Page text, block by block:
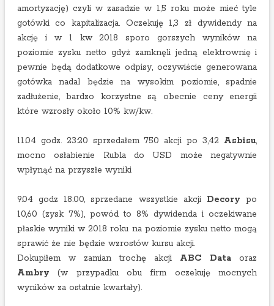
amortyzację) czyli w zasadzie w 1,5 roku może mieć tyle
gotówki co kapitalizacja. Oczekuję 1,3 zł dywidendy na
akcję i w 1 kw 2018 sporo gorszych wyników na
poziomie zysku netto gdyż zamknęli jedną elektrownię i
pewnie będą dodatkowe odpisy, oczywiście generowana
gotówka nadal będzie na wysokim poziomie, spadnie
zadłużenie, bardzo korzystne są obecnie ceny energii
które wzrosły około 10% kw/kw.
11.04 godz. 23:20 sprzedałem 750 akcji po 3,42 Asbisu,
mocno osłabienie Rubla do USD może negatywnie
wpłynąć na przyszłe wyniki
9.04 godz 18:00, sprzedane wszystkie akcji Decorypo
10,60 (zysk 7%), powód to 8% dywidenda i oczekiwane
płaskie wyniki w 2018 roku na poziomie zysku netto mogą
sprawić że nie będzie wzrostów kursu akcji.
Dokupiłem w zamian trochę akcji ABC Dataoraz
Ambry(w przypadku obu firm oczekuję mocnych
wyników za ostatnie kwartały).